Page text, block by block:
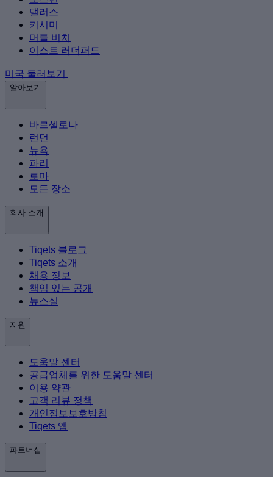
댈러스
키시미
머틀 비치
이스트 러더퍼드
미국 둘러보기
알아보기
바르셀로나
런던
뉴욕
파리
로마
모든 장소
회사 소개
Tiqets 블로그
Tiqets 소개
채용 정보
책임 있는 공개
뉴스실
지원
도움말 센터
공급업체를 위한 도움말 센터
이용 약관
고객 리뷰 정책
개인정보보호방침
Tiqets 앱
파트너십